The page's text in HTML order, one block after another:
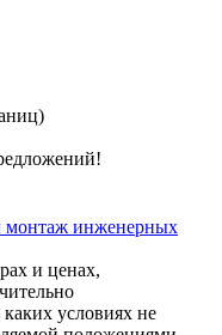
монтаж инженерных
и ценах,
условиях не